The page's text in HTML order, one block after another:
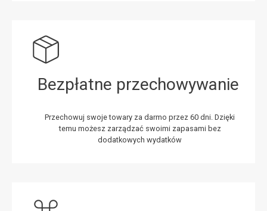
Bezpłatne przechowywanie
Przechowuj swoje towary za darmo przez 60 dni. Dzięki
temu możesz zarządzać swoimi zapasami bez
dodatkowych wydatków